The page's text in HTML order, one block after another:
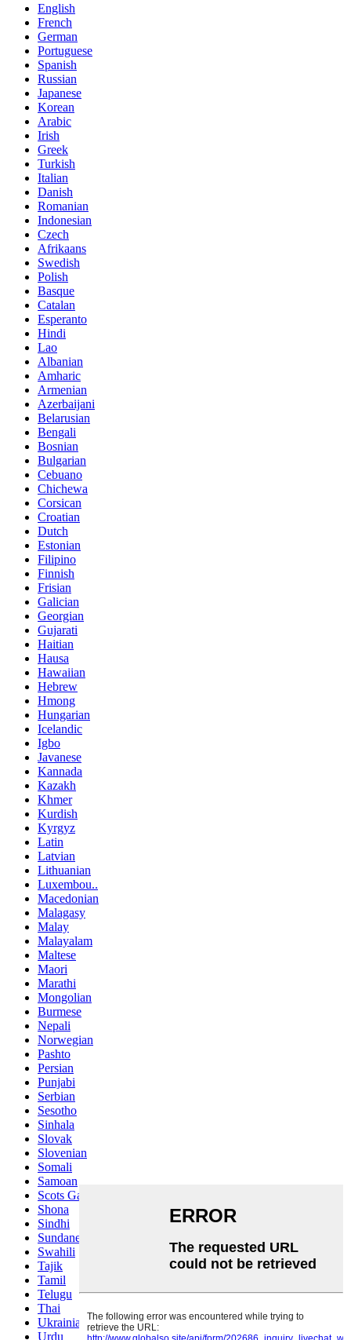
English
French
German
Portuguese
Spanish
Russian
Japanese
Korean
Arabic
Irish
Greek
Turkish
Italian
Danish
Romanian
Indonesian
Czech
Afrikaans
Swedish
Polish
Basque
Catalan
Esperanto
Hindi
Lao
Albanian
Amharic
Armenian
Azerbaijani
Belarusian
Bengali
Bosnian
Bulgarian
Cebuano
Chichewa
Corsican
Croatian
Dutch
Estonian
Filipino
Finnish
Frisian
Galician
Georgian
Gujarati
Haitian
Hausa
Hawaiian
Hebrew
Hmong
Hungarian
Icelandic
Igbo
Javanese
Kannada
Kazakh
Khmer
Kurdish
Kyrgyz
Latin
Latvian
Lithuanian
Luxembou..
Macedonian
Malagasy
Malay
Malayalam
Maltese
Maori
Marathi
Mongolian
Burmese
Nepali
Norwegian
Pashto
Persian
Punjabi
Serbian
Sesotho
Sinhala
Slovak
Slovenian
Somali
Samoan
Scots Gaelic
Shona
Sindhi
Sundanese
Swahili
Tajik
Tamil
Telugu
Thai
Ukrainian
Urdu